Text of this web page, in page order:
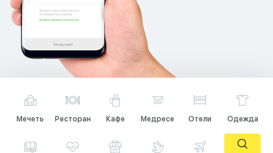
Мечеть Ресторан Кафе Медресе Отели Одежда